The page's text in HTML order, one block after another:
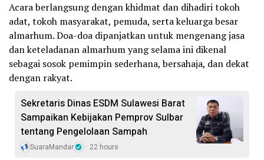
Acara berlangsung dengan khidmat dan dihadiri tokoh
adat, tokoh masyarakat, pemuda, serta keluarga besar
almarhum. Doa-doa dipanjatkan untuk mengenang jasa
dan keteladanan almarhum yang selama ini dikenal
sebagai sosok pemimpin sederhana, bersahaja, dan dekat
dengan rakyat.
Sekretaris Dinas ESDM Sulawesi Barat
Sampaikan Kebijakan Pemprov Sulbar
tentang Pengelolaan Sampah
SuaraMandar 22 hours